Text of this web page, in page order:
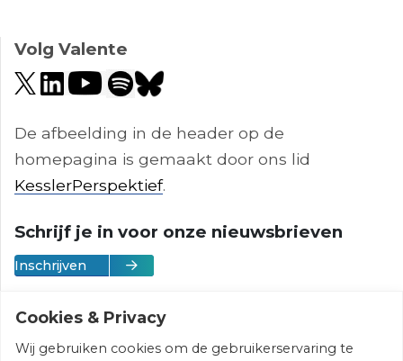
Volg Valente
De afbeelding in de header op de
homepagina is gemaakt door ons lid
KesslerPerspektief.
Schrijf je in voor onze nieuwsbrieven
Inschrijven
Cookies & Privacy
Wij gebruiken cookies om de gebruikerservaring te